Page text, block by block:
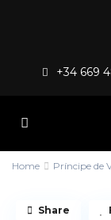
+34 669
Home Príncipe de
Share